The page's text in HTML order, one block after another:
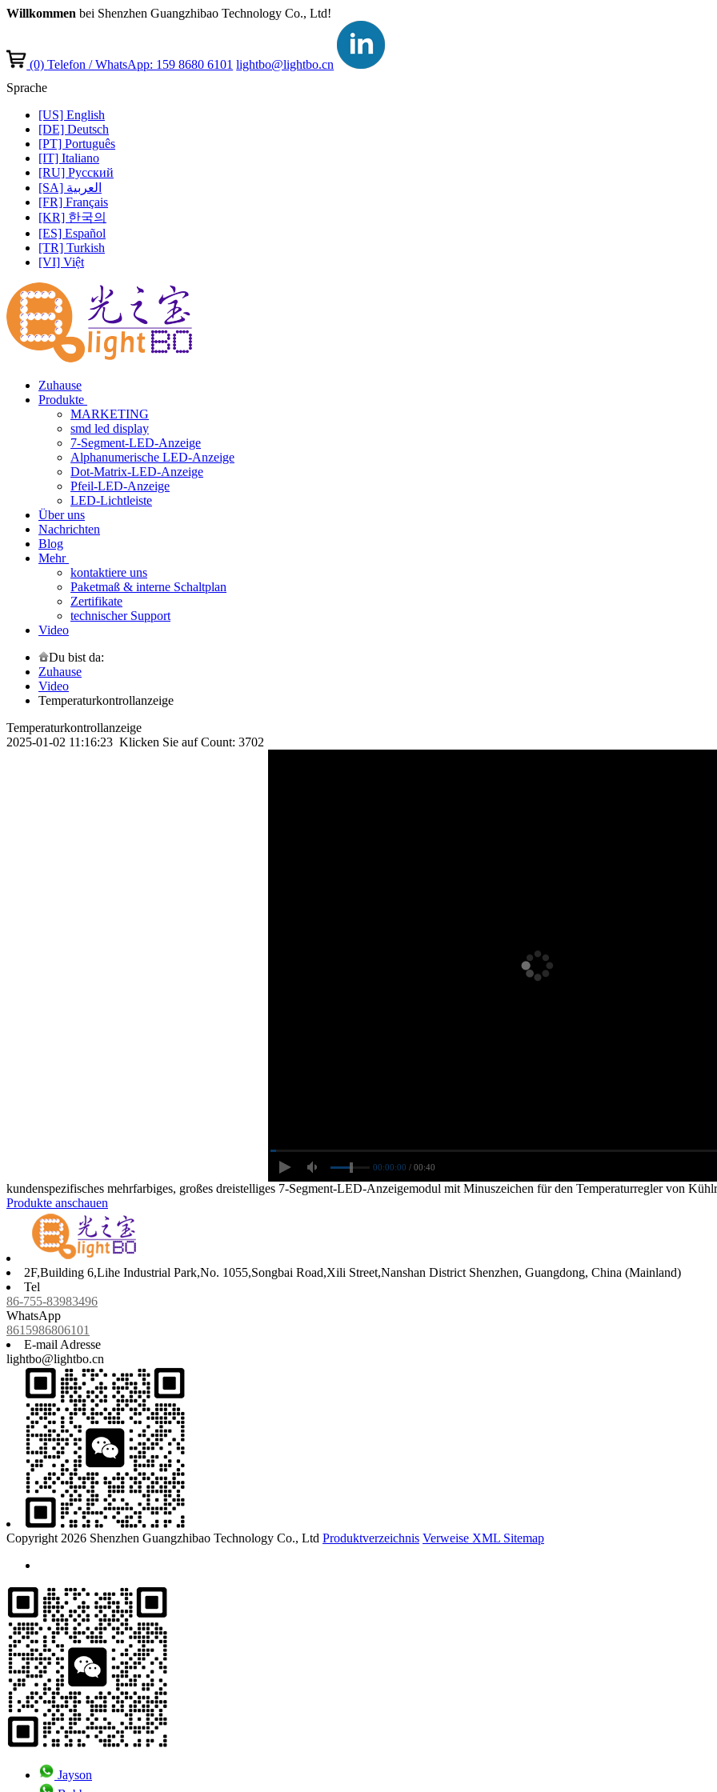
Willkommen bei Shenzhen Guangzhibao Technology Co., Ltd!
(0)Telefon / WhatsApp: 159 8680 6101 lightbo@lightbo.cn
Sprache
[US] English
[DE] Deutsch
[PT] Português
[IT] Italiano
[RU] Pусский
[SA] العربية
[FR] Français
[KR] 한국의
[ES] Español
[TR] Turkish
[VI] Việt
Zuhause
Produkte
MARKETING
smd led display
7-Segment-LED-Anzeige
Alphanumerische LED-Anzeige
Dot-Matrix-LED-Anzeige
Pfeil-LED-Anzeige
LED-Lichtleiste
Über uns
Nachrichten
Blog
Mehr
kontaktiere uns
Paketmaß & interne Schaltplan
Zertifikate
technischer Support
Video
Du bist da:
Zuhause
Video
Temperaturkontrollanzeige
Temperaturkontrollanzeige
2025-01-02 11:16:23 Klicken Sie auf Count: 3702
00:00:00 / 00:40
kundenspezifisches mehrfarbiges, großes dreistelliges 7-Segment-LED-Anzeigemodul mit Minuszeichen für den Temperaturregler von
Produkte anschauen
2F,Building 6,Lihe Industrial Park,No. 1055,Songbai Road,Xili Street,Nanshan District Shenzhen, Guangdong, China (Mainland)
Tel
86-755-83983496
WhatsApp
8615986806101
E-mail Adresse
lightbo@lightbo.cn
Copyright 2026 Shenzhen Guangzhibao Technology Co., Ltd Produktverzeichnis Verweise XML Sitemap
Jayson